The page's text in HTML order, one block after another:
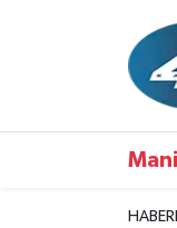
MANİSA
Hava